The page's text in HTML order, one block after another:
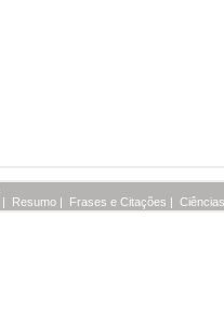
| Resumo | Frases e Citações |